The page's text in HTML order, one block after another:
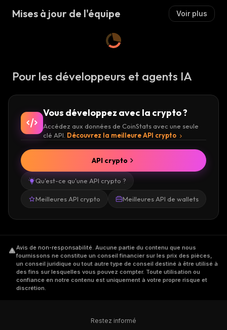
Mises à jour de l'équipe Voir plus
Pour les développeurs et agents IA
Vous développez avec la crypto ?
Accédez aux données de CoinStats avec une seule
clé API. Découvrez la meilleure API crypto
Qu'est-ce qu'une API crypto ?
Meilleures API crypto Meilleures API de wallets
API crypto
Avis de non-responsabilité. Aucune partie du contenu que nous
fournissons ne constitue un conseil financier sur les prix des pièces,
un conseil juridique ou tout autre type de conseil destiné à être utilisé à
des fins sur lesquelles vous pouvez compter. Toute utilisation ou
confiance en notre contenu est uniquement à votre propre risque et
discrétion.
Restez informé